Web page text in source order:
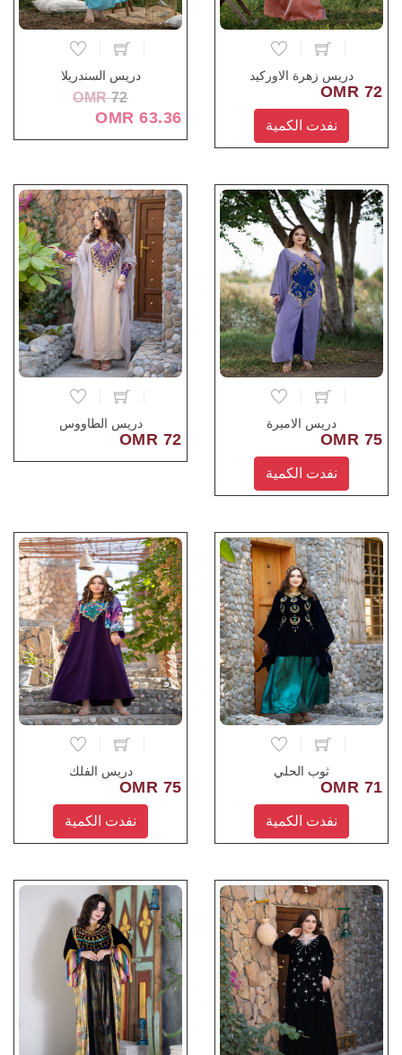
دريس زهرة الاوركيد
72 OMR
نفدت الكمية
دريس السندريلا
72
OMR
63.36 OMR
دريس الاميرة
75 OMR
نفدت الكمية
دريس الطاووس
72 OMR
ثوب الحلي
71 OMR
نفدت الكمية
دريس الفلك
75 OMR
نفدت الكمية